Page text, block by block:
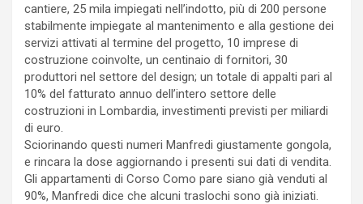
cantiere, 25 mila impiegati nell’indotto, più di 200 persone
stabilmente impiegate al mantenimento e alla gestione dei
servizi attivati al termine del progetto, 10 imprese di
costruzione coinvolte, un centinaio di fornitori, 30
produttori nel settore del design; un totale di appalti pari al
10% del fatturato annuo dell’intero settore delle
costruzioni in Lombardia, investimenti previsti per miliardi
di euro.
Sciorinando questi numeri Manfredi giustamente gongola,
e rincara la dose aggiornando i presenti sui dati di vendita.
Gli appartamenti di Corso Como pare siano già venduti al
90%, Manfredi dice che alcuni traslochi sono già iniziati.